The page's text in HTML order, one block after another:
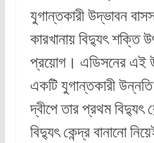
যুগান্তকারী উদ্ভাবন
কারখানায় বিদ্যুৎ শক্তি
প্রয়োগ। এডিসনের এই
একটি যুগান্তকারী
দ্বীপে তার প্রথম বিদ্যুৎ
বিদ্যুৎ কেন্দ্র বানানো